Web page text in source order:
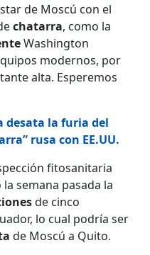
de Moscú con el
chatarra, como la
Washington
modernos, por
alta. Esperemos
desata la furia del
rusa con EE.UU.
fitosanitaria
semana pasada la
de cinco
lo cual podría ser
de Moscú a Quito.